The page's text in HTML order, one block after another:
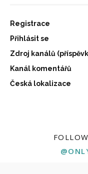
Registrace
Přihlásit se
Zdroj kanálů
Kanál komentářů
Česká lokalizace